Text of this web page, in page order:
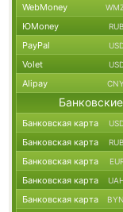
WebMoney
ЮMoney RUB
PayPal
Volet
Alipay CNY
Банковская карта
Банковская карта RUB
Банковская карта
Банковская карта
Банковская карта BYN